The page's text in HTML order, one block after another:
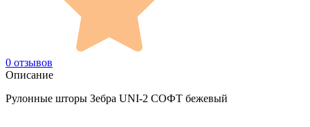
0 отзывов
Описание
Рулонные шторы Зебра UNI-2 СОФТ бежевый